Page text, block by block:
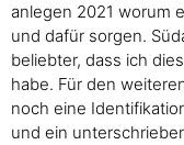
anlegen 2021 worum
und dafür sorgen.
beliebter, dass ich
habe. Für den
noch eine
und ein